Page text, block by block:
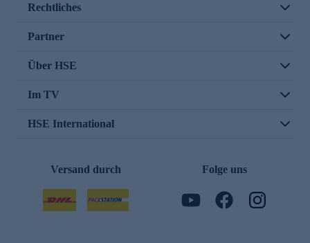
Rechtliches
Partner
Über HSE
Im TV
HSE International
Versand durch Folge uns